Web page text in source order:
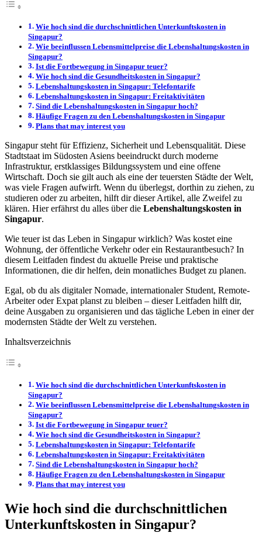
Wie hoch sind die durchschnittlichen Unterkunftskosten in
Singapur?
Wie beeinflussen Lebensmittelpreise die Lebenshaltungskosten in
Singapur?
Ist die Fortbewegung in Singapur teuer?
Wie hoch sind die Gesundheitskosten in Singapur?
Lebenshaltungskosten in Singapur: Telefontarife
Lebenshaltungskosten in Singapur: Freitaktivitäten
Sind die Lebenshaltungskosten in Singapur hoch?
Häufige Fragen zu den Lebenshaltungskosten in Singapur
Plans that may interest you
Singapur steht für Effizienz, Sicherheit und Lebensqualität. Diese
Stadtstaat im Südosten Asiens beeindruckt durch moderne
Infrastruktur, erstklassiges Bildungssystem und eine offene
Wirtschaft. Doch sie gilt auch als eine der teuersten Städte der Welt,
was viele Fragen aufwirft. Wenn du überlegst, dorthin zu ziehen, zu
studieren oder zu arbeiten, hilft dir dieser Artikel, alle Zweifel zu
klären. Hier erfährst du alles über die Lebenshaltungskosten in
Singapur.
Wie teuer ist das Leben in Singapur wirklich? Was kostet eine
Wohnung, der öffentliche Verkehr oder ein Restaurantbesuch? In
diesem Leitfaden findest du aktuelle Preise und praktische
Informationen, die dir helfen, dein monatliches Budget zu planen.
Egal, ob du als digitaler Nomade, internationaler Student, Remote-
Arbeiter oder Expat planst zu bleiben – dieser Leitfaden hilft dir,
deine Ausgaben zu organisieren und das tägliche Leben in einer der
modernsten Städte der Welt zu verstehen.
Inhaltsverzeichnis
Wie hoch sind die durchschnittlichen Unterkunftskosten in
Singapur?
Wie beeinflussen Lebensmittelpreise die Lebenshaltungskosten in
Singapur?
Ist die Fortbewegung in Singapur teuer?
Wie hoch sind die Gesundheitskosten in Singapur?
Lebenshaltungskosten in Singapur: Telefontarife
Lebenshaltungskosten in Singapur: Freitaktivitäten
Sind die Lebenshaltungskosten in Singapur hoch?
Häufige Fragen zu den Lebenshaltungskosten in Singapur
Plans that may interest you
Wie hoch sind die durchschnittlichen
Unterkunftskosten in Singapur?